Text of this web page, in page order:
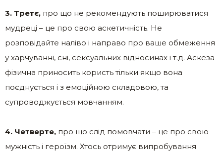
3. Третє, про що не рекомендують поширюватися
мудреці – це про свою аскетичність. Не
розповідайте наліво і направо про ваше обмеження
у харчуванні, сні, сексуальних відносинах і т.д. Аскеза
фізична приносить користь тільки якщо вона
поєднується і з емоційною складовою, та
супроводжується мовчанням.
4. Четверте, про що слід помовчати – це про свою
мужність і героїзм. Хтось отримує випробування